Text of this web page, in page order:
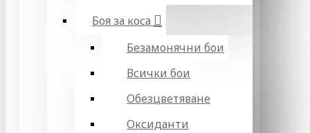
Боя за коса
Безамонячни бои
Всички бои
Обезцветяване
Оксиданти